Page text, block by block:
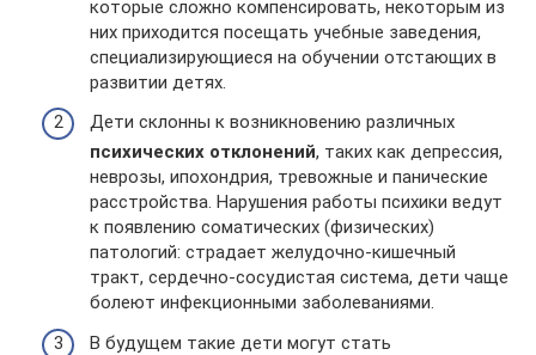
которые сложно компенсировать, некоторым из
них приходится посещать учебные заведения,
специализирующиеся на обучении отстающих в
развитии детях.
Дети склонны к возникновению различных
психических отклонений, таких как депрессия,
неврозы, ипохондрия, тревожные и панические
расстройства. Нарушения работы психики ведут
к появлению соматических (физических)
патологий: страдает желудочно-кишечный
тракт, сердечно-сосудистая система, дети чаще
болеют инфекционными заболеваниями.
В будущем такие дети могут стать